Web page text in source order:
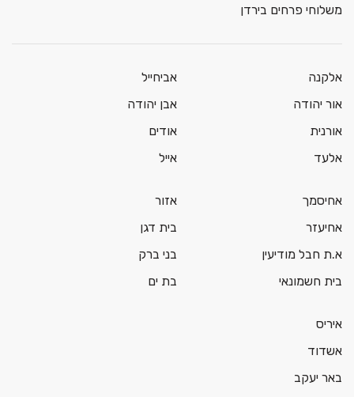
משלוחי פרחים בירדן
אלקנה
אור יהודה
אורנית
אלעד
אביחייל
אבן יהודה
אודים
אייל
אחיסמך
אחיעזר
א.ת חבל מודיעין
בית חשמונאי
אזור
בית דגן
בני ברק
בת ים
איריס
אשדוד
באר יעקב